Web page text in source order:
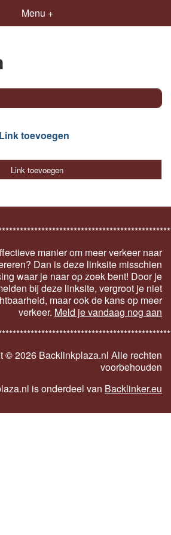
Menu +
Link toevoegen
Link toevoegen
manier om meer verkeer naar
Dan is deze linksite misschien
waar je naar op zoek bent! Door je
bij deze linksite, vergroot je niet
maar ook de kans op meer
verkeer. Meld je vandaag nog aan
©2026 Backlinkplaza.nl Alle rechten
voorbehouden
is onderdeel van Backlinker.eu